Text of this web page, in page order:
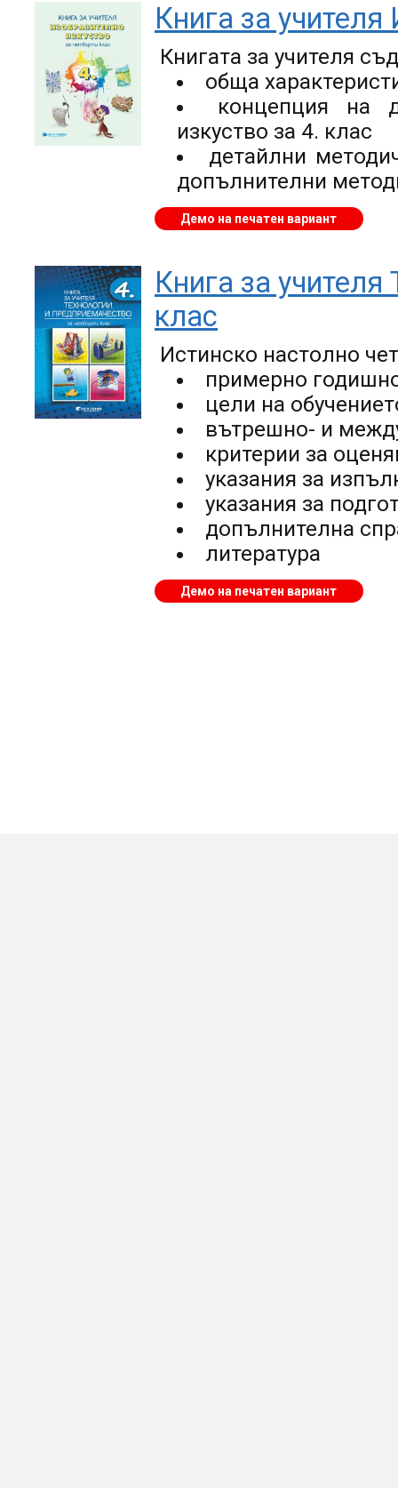
Книга за
Книгата за учителя
обща
концепция на
изкуство за 4. клас
детайлни
допълнителни
Демо на печатен вариант
Книга за
клас
Истинско настолно
примерно
цели на
вътрешно- и
критерии за
указания за
указания за
допълнителна
литература
Демо на печатен вариант